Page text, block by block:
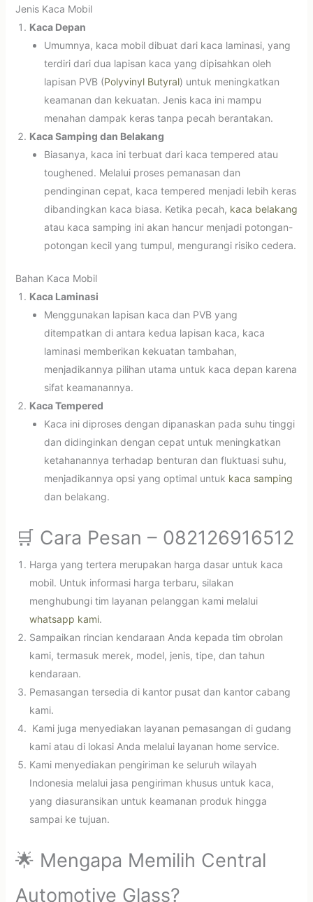
Jenis Kaca Mobil
Kaca Depan
Umumnya, kaca mobil dibuat dari kaca laminasi, yang
terdiri dari dua lapisan kaca yang dipisahkan oleh
lapisan PVB (Polyvinyl Butyral) untuk meningkatkan
keamanan dan kekuatan. Jenis kaca ini mampu
menahan dampak keras tanpa pecah berantakan.
Kaca Samping dan Belakang
Biasanya, kaca ini terbuat dari kaca tempered atau
toughened. Melalui proses pemanasan dan
pendinginan cepat, kaca tempered menjadi lebih keras
dibandingkan kaca biasa. Ketika pecah, kaca belakang
atau kaca samping ini akan hancur menjadi potongan-
potongan kecil yang tumpul, mengurangi risiko cedera.
Bahan Kaca Mobil
Kaca Laminasi
Menggunakan lapisan kaca dan PVB yang
ditempatkan di antara kedua lapisan kaca, kaca
laminasi memberikan kekuatan tambahan,
menjadikannya pilihan utama untuk kaca depan karena
sifat keamanannya.
Kaca Tempered
Kaca ini diproses dengan dipanaskan pada suhu tinggi
dan didinginkan dengan cepat untuk meningkatkan
ketahanannya terhadap benturan dan fluktuasi suhu,
menjadikannya opsi yang optimal untuk kaca samping
dan belakang.
🛒 Cara Pesan – 082126916512
Harga yang tertera merupakan harga dasar untuk kaca
mobil. Untuk informasi harga terbaru, silakan
menghubungi tim layanan pelanggan kami melalui
whatsapp kami.
Sampaikan rincian kendaraan Anda kepada tim obrolan
kami, termasuk merek, model, jenis, tipe, dan tahun
kendaraan.
Pemasangan tersedia di kantor pusat dan kantor cabang
kami.
Kami juga menyediakan layanan pemasangan di gudang
kami atau di lokasi Anda melalui layanan home service.
Kami menyediakan pengiriman ke seluruh wilayah
Indonesia melalui jasa pengiriman khusus untuk kaca,
yang diasuransikan untuk keamanan produk hingga
sampai ke tujuan.
🌟 Mengapa Memilih Central
Automotive Glass?